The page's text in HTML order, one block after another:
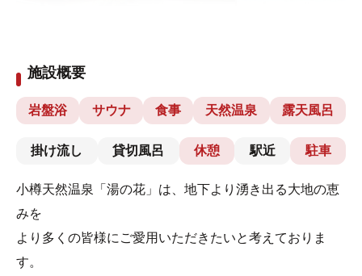
施設概要
岩盤浴 サウナ 食事 天然温泉 露天風呂
掛け流し 貸切風呂 休憩 駅近 駐車
小樽天然温泉「湯の花」は、地下より湧き出る大地の恵
みを
より多くの皆様にご愛用いただきたいと考えておりま
す。